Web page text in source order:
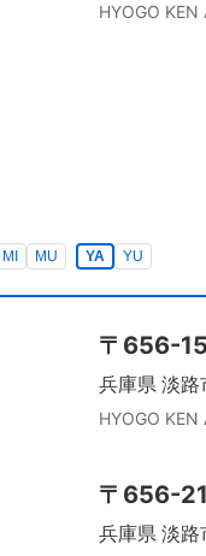
HYOGO KEN
MI MU YA YU
〒 656-
兵庫県 淡路
HYOGO KEN
〒 656-
兵庫県 淡路